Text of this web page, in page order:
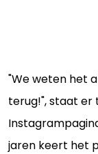
"We weten het
terug!", staat er
jaren keert het